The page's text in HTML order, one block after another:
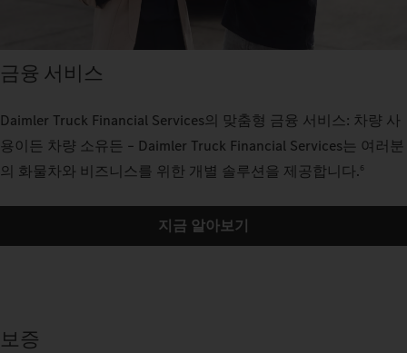
금융 서비스
Daimler Truck Financial Services의 맞춤형 금융 서비스: 차량 사
용이든 차량 소유든 – Daimler Truck Financial Services는 여러분
의 화물차와 비즈니스를 위한 개별 솔루션을 제공합니다.6
지금 알아보기
보증